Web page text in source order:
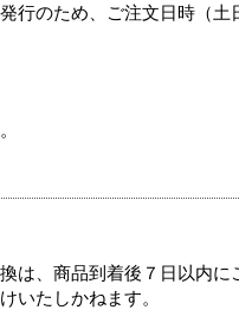
行のため、ご注文日時（
は、商品到着後７日以内
いたしかねます。